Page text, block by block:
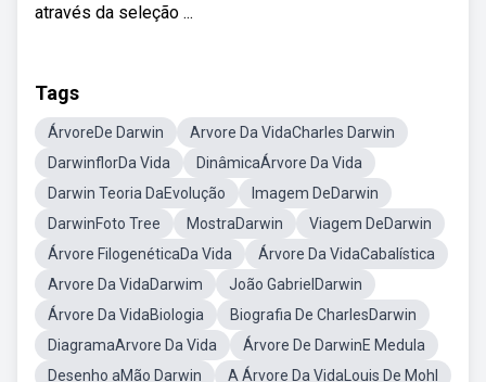
através da seleção ...
Tags
ÁrvoreDe Darwin
Arvore Da VidaCharles Darwin
DarwinflorDa Vida
DinâmicaÁrvore Da Vida
Darwin Teoria DaEvolução
Imagem DeDarwin
DarwinFoto Tree
MostraDarwin
Viagem DeDarwin
Árvore FilogenéticaDa Vida
Árvore Da VidaCabalística
Arvore Da VidaDarwim
João GabrielDarwin
Árvore Da VidaBiologia
Biografia De CharlesDarwin
DiagramaArvore Da Vida
Árvore De DarwinE Medula
Desenho aMão Darwin
A Árvore Da VidaLouis De Mohl